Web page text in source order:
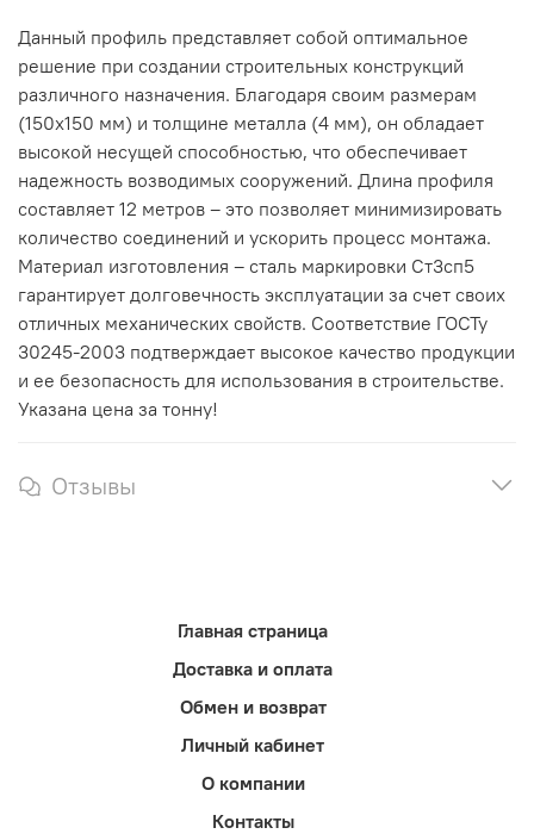
Данный профиль представляет собой оптимальное
решение при создании строительных конструкций
различного назначения. Благодаря своим размерам
(150х150 мм) и толщине металла (4 мм), он обладает
высокой несущей способностью, что обеспечивает
надежность возводимых сооружений. Длина профиля
составляет 12 метров – это позволяет минимизировать
количество соединений и ускорить процесс монтажа.
Материал изготовления – сталь маркировки Ст3сп5
гарантирует долговечность эксплуатации за счет своих
отличных механических свойств. Соответствие ГОСТу
30245-2003 подтверждает высокое качество продукции
и ее безопасность для использования в строительстве.
Указана цена за тонну!
Отзывы
Главная страница
Доставка и оплата
Обмен и возврат
Личный кабинет
О компании
Контакты